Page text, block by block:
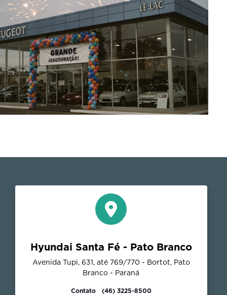
Hyundai Santa Fé - Pato Branco
Avenida Tupi, 631, até 769/770 - Bortot, Pato
Branco - Paraná
Contato (46) 3225-8500